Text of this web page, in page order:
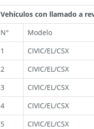
Vehículos con llamado a
N°
Modelo
1
CIVIC/EL/CSX
2
CIVIC/EL/CSX
3
CIVIC/EL/CSX
4
CIVIC/EL/CSX
5
CIVIC/EL/CSX